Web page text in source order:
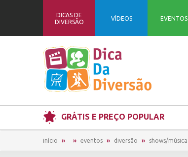
DICAS DE
DIVERSÃO
VÍDEOS EVENTOS
GRÁTIS E PREÇO POPULAR
início eventos diversão shows/música